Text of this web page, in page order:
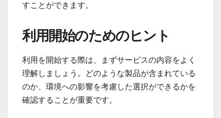
すことができます。
利用開始のためのヒント
利用を開始する際は、まずサービスの内容をよく
理解しましょう。どのような製品が含まれている
のか、環境への影響を考慮した選択ができるかを
確認することが重要です。